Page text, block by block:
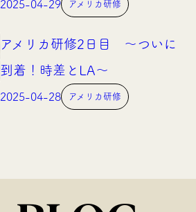
2025-04-29 アメリカ研修
アメリカ研修2日目 〜ついに
到着！時差とLA〜
2025-04-28 アメリカ研修